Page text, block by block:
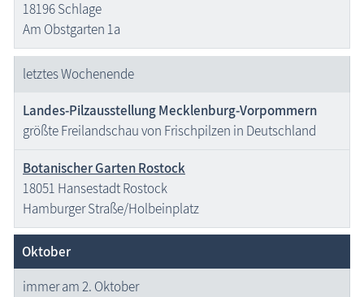
18196 Schlage
Am Obstgarten 1a
letztes Wochenende
Landes-Pilzausstellung Mecklenburg-Vorpommern
größte Freilandschau von Frischpilzen in Deutschland
Botanischer Garten Rostock
18051 Hansestadt Rostock
Hamburger Straße/Holbeinplatz
Oktober
immer am 2. Oktober